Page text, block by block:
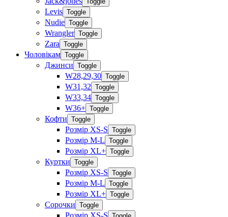
Levis Toggle
Nudie Toggle
Wrangler Toggle
Zara Toggle
Чоловікам Toggle
Джинси Toggle
W28,29,30 Toggle
W31,32 Toggle
W33,34 Toggle
W36+ Toggle
Кофти Toggle
Розмір XS-S Toggle
Розмір M-L Toggle
Розмір XL+ Toggle
Куртки Toggle
Розмір XS-S Toggle
Розмір M-L Toggle
Розмір XL+ Toggle
Сорочки Toggle
Розмір XS-S